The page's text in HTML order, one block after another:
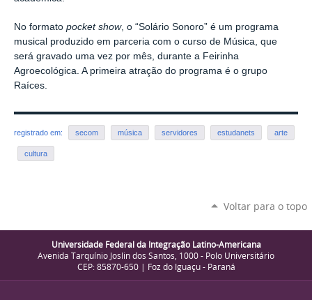
No formato pocket show, o “Solário Sonoro” é um programa
musical produzido em parceria com o curso de Música, que
será gravado uma vez por mês, durante a Feirinha
Agroecológica. A primeira atração do programa é o grupo
Raíces.
registrado em: secom música servidores estudanets arte
cultura
Voltar para o topo
Universidade Federal da Integração Latino-Americana
Avenida Tarquínio Joslin dos Santos, 1000 - Polo Universitário
CEP: 85870-650 | Foz do Iguaçu - Paraná